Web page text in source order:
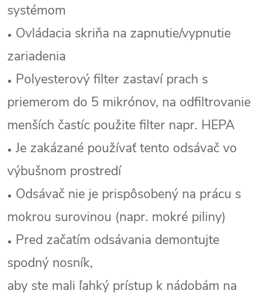
systémom
• Ovládacia skriňa na zapnutie/vypnutie
zariadenia
• Polyesterový filter zastaví prach s
priemerom do 5 mikrónov, na odfiltrovanie
menších častíc použite filter napr. HEPA
• Je zakázané používať tento odsávač vo
výbušnom prostredí
• Odsávač nie je prispôsobený na prácu s
mokrou surovinou (napr. mokré piliny)
• Pred začatím odsávania demontujte
spodný nosník,
aby ste mali ľahký prístup k nádobám na